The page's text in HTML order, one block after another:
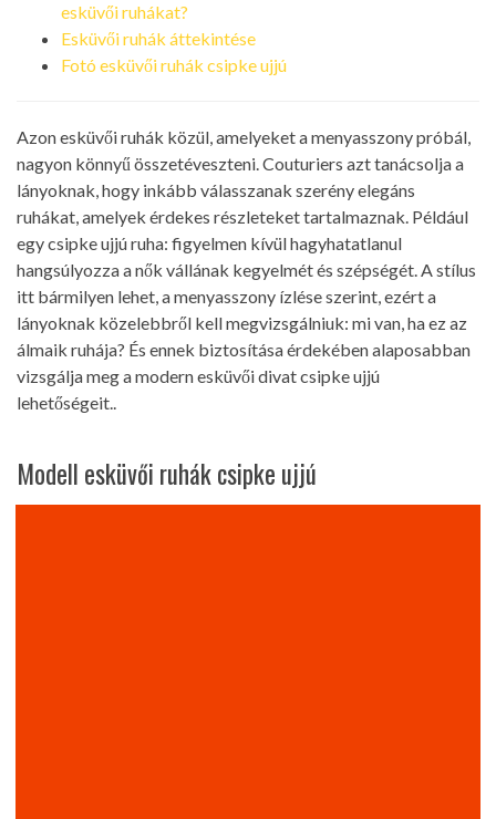
esküvői ruhákat?
Esküvői ruhák áttekintése
Fotó esküvői ruhák csipke ujjú
Azon esküvői ruhák közül, amelyeket a menyasszony próbál,
nagyon könnyű összetéveszteni. Couturiers azt tanácsolja a
lányoknak, hogy inkább válasszanak szerény elegáns
ruhákat, amelyek érdekes részleteket tartalmaznak. Például
egy csipke ujjú ruha: figyelmen kívül hagyhatatlanul
hangsúlyozza a nők vállának kegyelmét és szépségét. A stílus
itt bármilyen lehet, a menyasszony ízlése szerint, ezért a
lányoknak közelebbről kell megvizsgálniuk: mi van, ha ez az
álmaik ruhája? És ennek biztosítása érdekében alaposabban
vizsgálja meg a modern esküvői divat csipke ujjú
lehetőségeit..
Modell esküvői ruhák csipke ujjú